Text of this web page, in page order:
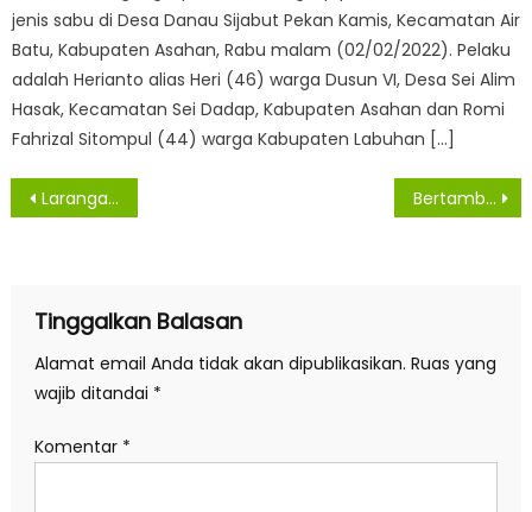
jenis sabu di Desa Danau Sijabut Pekan Kamis, Kecamatan Air
Batu, Kabupaten Asahan, Rabu malam (02/02/2022). Pelaku
adalah Herianto alias Heri (46) warga Dusun VI, Desa Sei Alim
Hasak, Kecamatan Sei Dadap, Kabupaten Asahan dan Romi
Fahrizal Sitompul (44) warga Kabupaten Labuhan […]
Navigasi
Larangan Mudik 2021, Kapoldasu: Kita Lakukan Penyekatan dan Paksa Putar Balik Bertambah Lagi 17 Orang Warga Asahan Konfirmasi
Tinggalkan Balasan
Alamat email Anda tidak akan dipublikasikan. Ruas yang
wajib ditandai *
Komentar *